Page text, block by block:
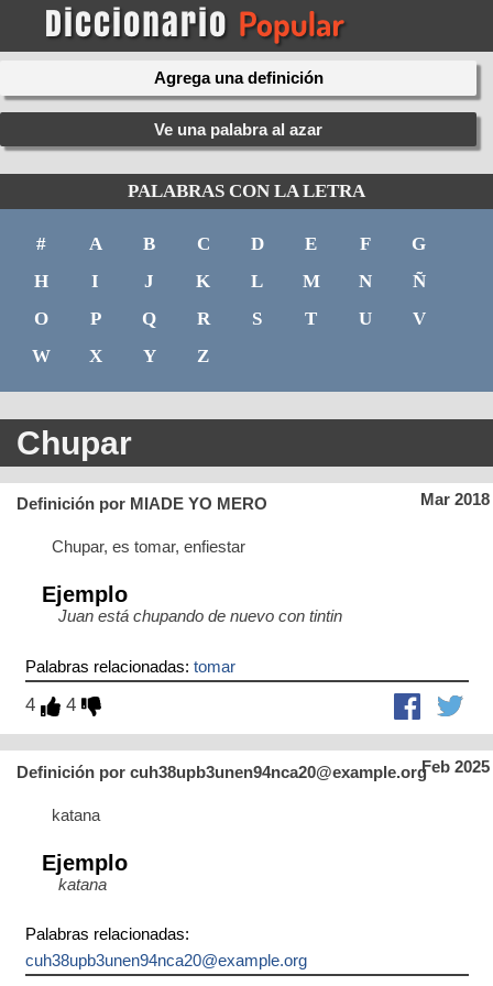
Agrega una definición
Ve una palabra al azar
PALABRAS CON LA LETRA
# A B C D E F
G
H
I J K L M N
Ñ
O
P Q R S T U
V
W
X Y Z
Chupar
Mar 2018
Definición por MIADE YO MERO
Chupar, es tomar, enfiestar
Ejemplo
Juan está chupando de nuevo con tintin
Palabras relacionadas: tomar
4 4
Feb 2025
Definición por cuh38upb3unen94nca20@example.org
katana
Ejemplo
katana
Palabras relacionadas:
cuh38upb3unen94nca20@example.org